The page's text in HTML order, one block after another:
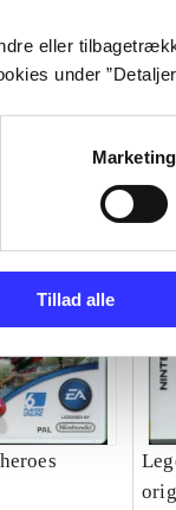
eller
under
Marketing
Tillad alle